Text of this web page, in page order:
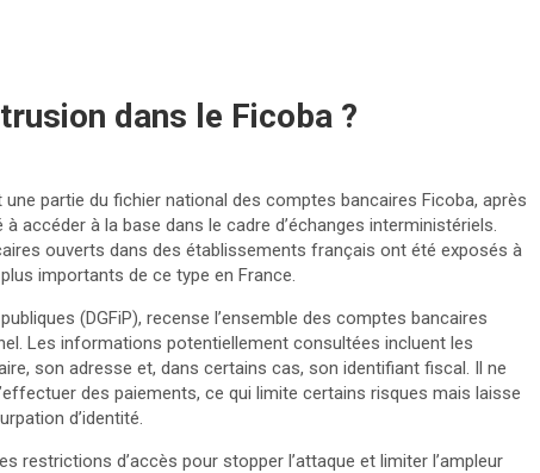
dans le Ficoba ?
partie du fichier national des comptes bancaires Ficoba, après
accéder à la base dans le cadre d’échanges interministériels.
ouverts dans des établissements français ont été exposés à
importants de ce type en France.
(DGFiP), recense l’ensemble des comptes bancaires
Les informations potentiellement consultées incluent les
son adresse et, dans certains cas, son identifiant fiscal. Il ne
des paiements, ce qui limite certains risques mais laisse
d’identité.
restrictions d’accès pour stopper l’attaque et limiter l’ampleur